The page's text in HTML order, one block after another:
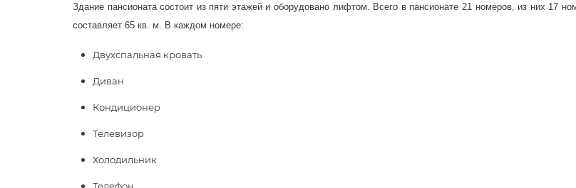
Здание пансионата состоит из пяти этажей и оборудовано лифтом. Всего в пансионате 21 номеров, из них
составляет 65 кв. м. В каждом номере:
Двухспальная кровать
Диван
Кондиционер
Телевизор
Холодильник
Телефон